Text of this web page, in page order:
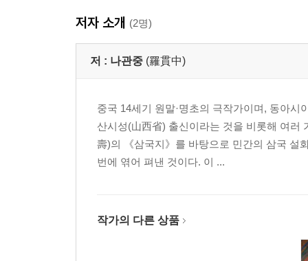
저자 소개 (2명)
저 : 나관중 (羅貫中)
중국 14세기 원말·명초의 극작가이며, 동아
산시성(山西省) 출신이라는 것을 비롯해 여러
壽)의 《삼국지》를 바탕으로 민간의 삼국 설
번에 엮어 펴낸 것이다. 이 ...
작가의 다른 상품